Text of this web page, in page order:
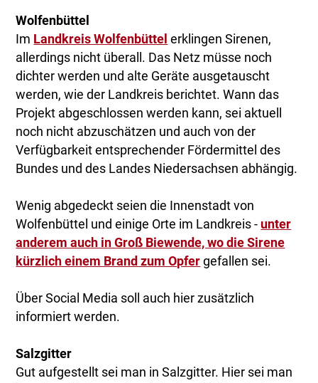
Wolfenbüttel
Im Landkreis Wolfenbüttel erklingen Sirenen,
allerdings nicht überall. Das Netz müsse noch
dichter werden und alte Geräte ausgetauscht
werden, wie der Landkreis berichtet. Wann das
Projekt abgeschlossen werden kann, sei aktuell
noch nicht abzuschätzen und auch von der
Verfügbarkeit entsprechender Fördermittel des
Bundes und des Landes Niedersachsen abhängig.
Wenig abgedeckt seien die Innenstadt von
Wolfenbüttel und einige Orte im Landkreis - unter
anderem auch in Groß Biewende, wo die Sirene
kürzlich einem Brand zum Opfer gefallen sei.
Über Social Media soll auch hier zusätzlich
informiert werden.
Salzgitter
Gut aufgestellt sei man in Salzgitter. Hier sei man